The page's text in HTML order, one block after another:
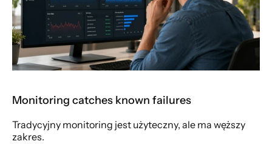
Monitoring catches known failures
Tradycyjny monitoring jest użyteczny, ale ma węższy
zakres.